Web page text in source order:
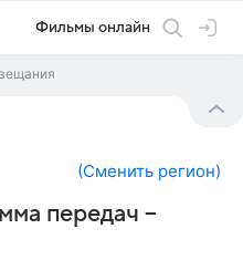
Фильмы онлайн
(Сменить регион)
передач –